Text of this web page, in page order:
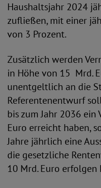
Haushaltsjahr 2024
zufließen, mit einer
von 3 Prozent.
Zusätzlich werden
in Höhe von 15 Mrd.
unentgeltlich an die
Referentenentwurf
bis zum Jahr 2036
Euro erreicht haben,
Jahre jährlich eine
die gesetzliche
10 Mrd. Euro erfolgen